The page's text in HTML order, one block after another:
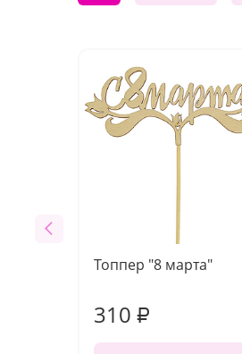
Топпер "8 марта"
310 ₽